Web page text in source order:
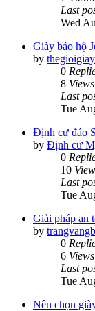
Last
Wed
Giày bảo hộ
by thegioigiay
0
8 Views
Last
Tue
Định cư đảo
by Định cư
0
10
Last
Tue
Giải pháp an
by
0
6 Views
Last
Tue
Nên chọn